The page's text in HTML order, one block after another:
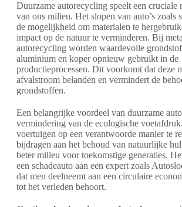
Duurzame autorecycling speelt een cruciale
van ons milieu. Het slopen van auto’s zoals
de mogelijkheid om materialen te
impact op de natuur te verminderen. Bij
autorecycling worden waardevolle
aluminium en koper opnieuw gebruikt in de
productieprocessen. Dit voorkomt dat deze
afvalstroom belanden en vermindert de
grondstoffen.
Een belangrijke voordeel van duurzame
vermindering van de ecologische
voertuigen op een verantwoorde manier te
bijdragen aan het behoud van natuurlijke
beter milieu voor toekomstige generaties.
een schadeauto aan een expert zoals
dat men deelneemt aan een circulaire
tot het verleden behoort.